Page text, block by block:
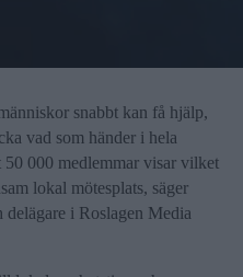
snabbt kan få hjälp,
vad som händer i hela
000 medlemmar visar vilket
lokal mötesplats, säger
i Roslagen Media